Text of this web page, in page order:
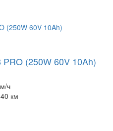
(250W 60V 10Ah)
ч
40 км